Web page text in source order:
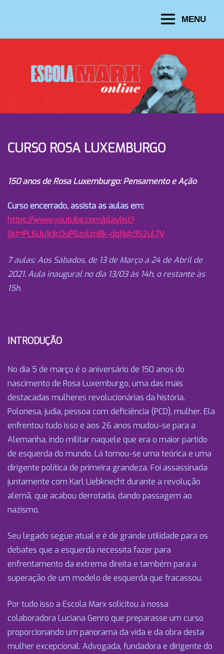
MENU
CURSO ROSA LUXEMBURGO
150 anos de Rosa Luxemburgo: Pensamento e Ação
Curso encerrado, assista as aulas em:
https://www.youtube.com/playlist?
list=PL6Uu1ciicDuPGzolznBk-dqNsb9S2ul7V
7 aulas: Aos Sábados, de 13 de Março a 24 de Abril de
2021. Aula inaugural no dia 13/03 às 14h, o restante às
15h.
INTRODUÇÃO
No dia 5 de março é o aniversário de 150 anos do
nascimento de Rosa Luxemburgo, uma das mais
destacadas mulheres revolucionárias da história.
Polonesa, judia, pessoa com deficiência (PCD), mulher. Ela
enfrentou tudo isso e aos 26 anos mudou-se para a
Alemanha, indo militar naquele que era o maior partido
de esquerda do mundo. Lá tornou-se uma teórica e uma
dirigente política de primeira grandeza. Foi assassinada
juntamente com Karl Liebknecht durante a revolução
alemã, que acabou derrotada, dando passagem ao
nazismo.
Seu legado segue atual e é de grande utilidade para os
debates que a esquerda necessita fazer para
enfrentamento da extrema direita e também para a
superação de um modelo de esquerda que fracassou.
Por tudo isso a Escola Marx solicitou à nossa
colaboradora Luciana Genro que preparasse um curso
proporcionando um panorama da vida e da obra desta
mulher excepcional. Advogada, fundadora e dirigente do